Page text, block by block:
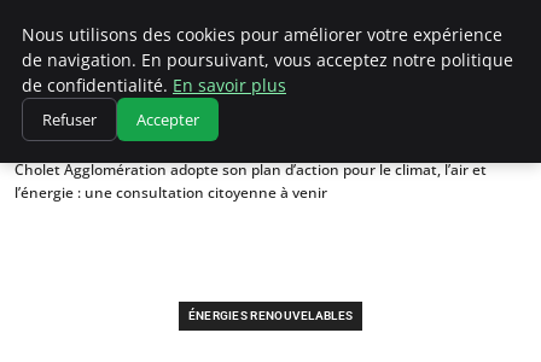
Climatedebtagents
Accueil
Énergies Renouvelables
Cholet Agglomération adopte son plan d’action pour le climat, l’air et
l’énergie : une consultation citoyenne à venir
ÉNERGIES RENOUVELABLES
Nous utilisons des cookies pour améliorer votre expérience
de navigation. En poursuivant, vous acceptez notre politique
de confidentialité. En savoir plus
Refuser Accepter